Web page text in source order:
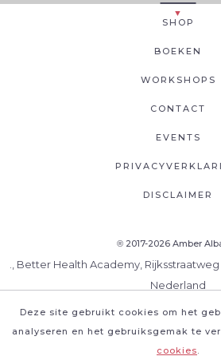
Deze site gebruikt cookies om het
analyseren en het gebruiksgemak te
cookies.
SHOP
BOEKEN
WORKSHOPS
CONTACT
EVENTS
DISCLAIMER
® 2017-2026 Amber
., Better Health Academy, Rijksstraatweg
Nederland